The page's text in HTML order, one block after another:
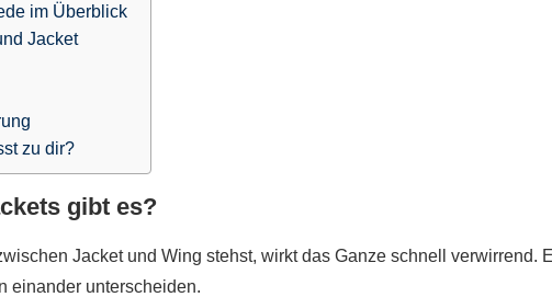
im Überblick
Jacket
zu dir?
gibt es?
Jacket und Wing stehst, wirkt das Ganze schnell verwirrend.
einander unterscheiden.